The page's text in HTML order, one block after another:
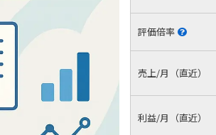
評価倍率
売上/月（直近）
利益/月（直近）